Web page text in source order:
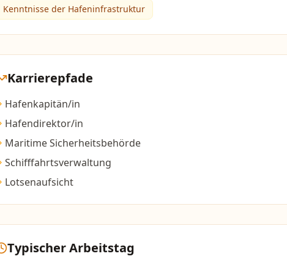
Kenntnisse der Hafeninfrastruktur
Karrierepfade
Hafenkapitän/in
Hafendirektor/in
Maritime Sicherheitsbehörde
Schifffahrtsverwaltung
Lotsenaufsicht
Typischer Arbeitstag